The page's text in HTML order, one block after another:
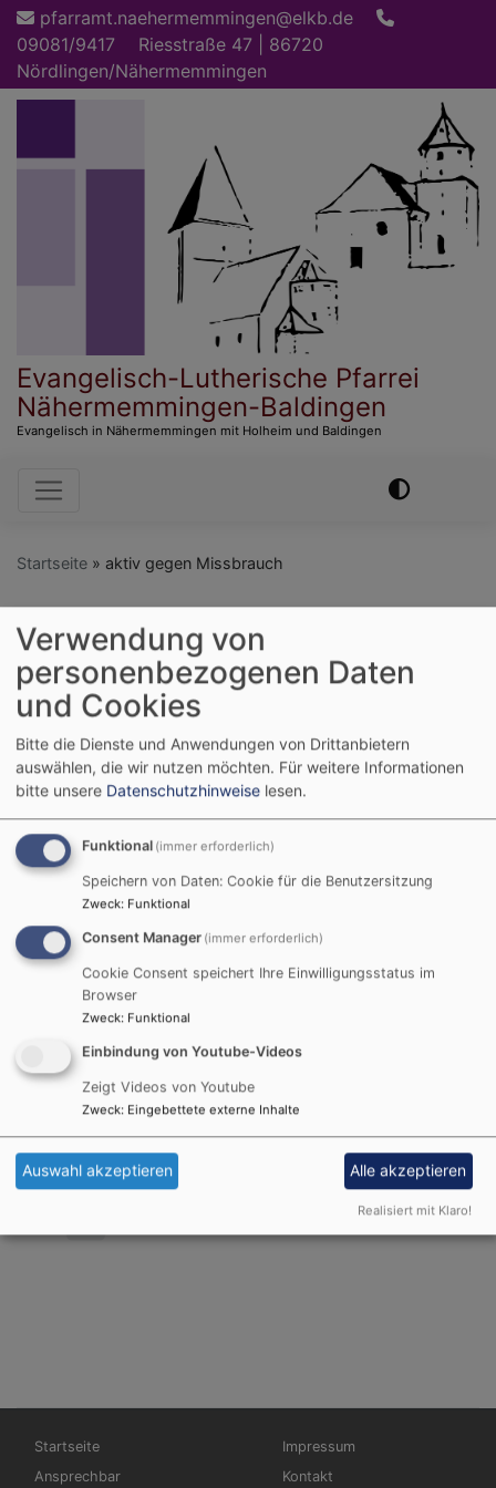
Direkt
zum
Inhalt
pfarramt.naehermemmingen@elkb.de
09081/9417
Riesstraße 47 | 86720
Nördlingen/Nähermemmingen
Evangelisch-Lutherische Pfarrei
Nähermemmingen-Baldingen
Evangelisch in Nähermemmingen mit Holheim und Baldingen
Hauptnavigation
Startseite aktiv gegen Missbrauch
aktiv gegen
Missbrauch
Aktiv gegen Missbrauch
Die Evangelisch-Lutherische Kirche in
Bayern hat sich selbst verpflichtet, alle
Arbeitsbereiche in Kirche und Diakonie auf
Risiken zu überprüfen und Vorkehrungen
zu treffen, da
gegen
Hauptnavigation
Startseite
Ansprechbar
Fußbereichsmenü
Impressum
Kontakt
Verwendung von
personenbezogenen Daten
und Cookies
Bitte die Dienste und Anwendungen von Drittanbietern
auswählen, die wir nutzen möchten. Für weitere Informationen
bitte unsere Datenschutzhinweise lesen.
Funktional (immer erforderlich)
Speichern von Daten: Cookie für die Benutzersitzung
Zweck: Funktional
Consent Manager (immer erforderlich)
Cookie Consent speichert Ihre Einwilligungsstatus im
Browser
Zweck: Funktional
Einbindung von Youtube-Videos
Zeigt Videos von Youtube
Zweck: Eingebettete externe Inhalte
Auswahl akzeptieren Alle akzeptieren
Realisiert mit Klaro!